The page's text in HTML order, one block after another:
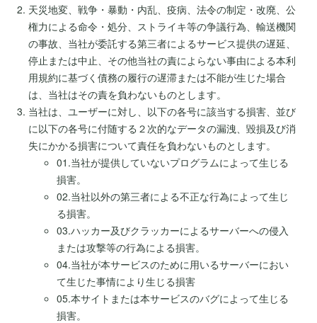
天災地変、戦争・暴動・内乱、疫病、法令の制定・改廃、公
権力による命令・処分、ストライキ等の争議行為、輸送機関
の事故、当社が委託する第三者によるサービス提供の遅延、
停止または中止、その他当社の責によらない事由による本利
用規約に基づく債務の履行の遅滞または不能が生じた場合
は、当社はその責を負わないものとします。
当社は、ユーザーに対し、以下の各号に該当する損害、並び
に以下の各号に付随する２次的なデータの漏洩、毀損及び消
失にかかる損害について責任を負わないものとします。
01.当社が提供していないプログラムによって生じる
損害。
02.当社以外の第三者による不正な行為によって生じ
る損害。
03.ハッカー及びクラッカーによるサーバーへの侵入
または攻撃等の行為による損害。
04.当社が本サービスのために用いるサーバーにおい
て生じた事情により生じる損害
05.本サイトまたは本サービスのバグによって生じる
損害。